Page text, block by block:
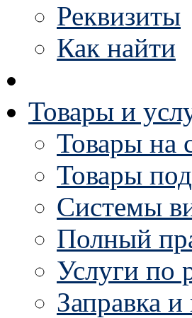
Реквизиты
Как найти
Товары и
Товары на
Товары под
Системы
Полный
Услуги по
Заправка